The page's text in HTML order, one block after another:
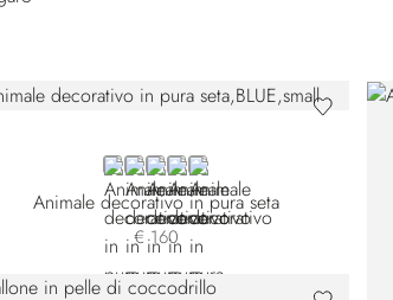
BLUE 20SE23-001
BLUE 20SE23-002
BLUE 20SE23-003
VIOLETYELLOW
Animale decorativo in pura seta
€ 160